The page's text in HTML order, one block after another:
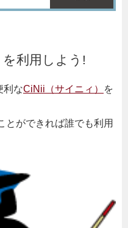
利用しよう!
利なCiNii（サイニィ）
を
とができれば誰でも利用